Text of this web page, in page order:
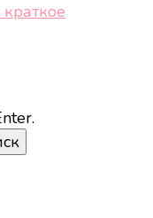
также трендах,
стиле, отдыхе и